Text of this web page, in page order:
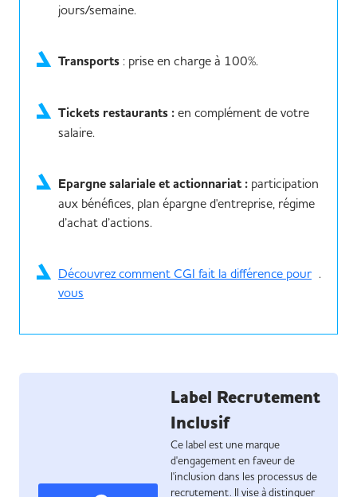
jours/semaine.
Transports : prise en charge à 100%.
Tickets restaurants : en complément de votre
salaire.
​Epargne salariale et actionnariat : participation
aux bénéfices, plan épargne d'entreprise, régime
d’achat d’actions.
Découvrez comment CGI fait la différence pour
vous
.
Label Recrutement
Inclusif
Ce label est une marque
d'engagement en faveur de
l'inclusion dans les processus de
recrutement. Il vise à distinguer